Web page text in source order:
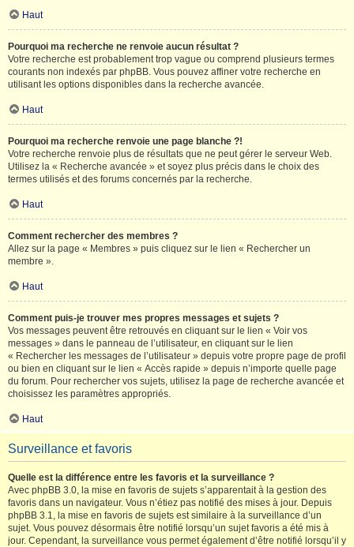
Haut
Pourquoi ma recherche ne renvoie aucun résultat ?
Votre recherche est probablement trop vague ou comprend plusieurs termes
courants non indexés par phpBB. Vous pouvez affiner votre recherche en
utilisant les options disponibles dans la recherche avancée.
Haut
Pourquoi ma recherche renvoie une page blanche ?!
Votre recherche renvoie plus de résultats que ne peut gérer le serveur Web.
Utilisez la « Recherche avancée » et soyez plus précis dans le choix des
termes utilisés et des forums concernés par la recherche.
Haut
Comment rechercher des membres ?
Allez sur la page « Membres » puis cliquez sur le lien « Rechercher un
membre ».
Haut
Comment puis-je trouver mes propres messages et sujets ?
Vos messages peuvent être retrouvés en cliquant sur le lien « Voir vos
messages » dans le panneau de l’utilisateur, en cliquant sur le lien
« Rechercher les messages de l’utilisateur » depuis votre propre page de profil
ou bien en cliquant sur le lien « Accès rapide » depuis n’importe quelle page
du forum. Pour rechercher vos sujets, utilisez la page de recherche avancée et
choisissez les paramètres appropriés.
Haut
Surveillance et favoris
Quelle est la différence entre les favoris et la surveillance ?
Avec phpBB 3.0, la mise en favoris de sujets s’apparentait à la gestion des
favoris dans un navigateur. Vous n’étiez pas notifié des mises à jour. Depuis
phpBB 3.1, la mise en favoris de sujets est similaire à la surveillance d’un
sujet. Vous pouvez désormais être notifié lorsqu’un sujet favoris a été mis à
jour. Cependant, la surveillance vous permet également d’être notifié lorsqu’il y